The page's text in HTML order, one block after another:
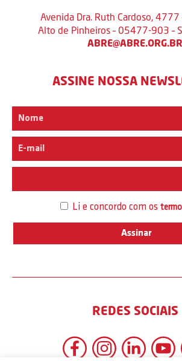
Avenida Dra. Ruth Cardoso, 4777
Alto de Pinheiros – 05477-903 –
ABRE@ABRE.ORG.BR
ASSINE NOSSA
Li e concordo com os
REDES SOCIAIS